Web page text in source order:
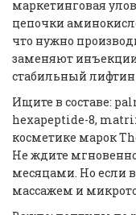
маркетинговая
цепочки
что нужно
заменяют
стабильный
Ищите в составе:
hexapeptide-8,
косметике марок
Не ждите
месяцами. Но если
массажем и